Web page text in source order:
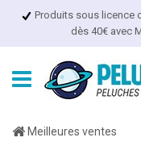
Produits sous licence
dès 40€ avec
Meilleures ventes